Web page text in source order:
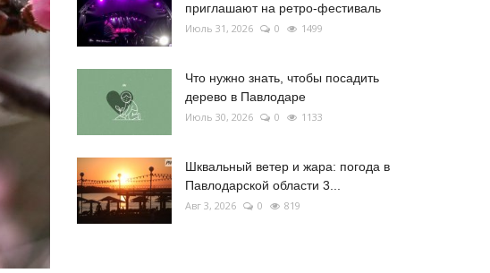
приглашают на ретро-фестиваль
Июль 31, 2026 0 1499
Что нужно знать, чтобы посадить
дерево в Павлодаре
Июль 30, 2026 0 1133
Шквальный ветер и жара: погода в
Павлодарской области 3...
Авг 3, 2026 0 819